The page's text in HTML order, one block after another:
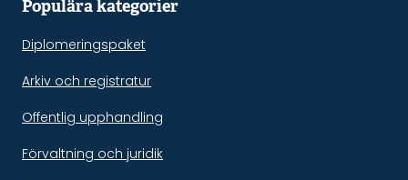
Populära kategorier
Diplomeringspaket
Arkiv och registratur
Offentlig upphandling
Förvaltning och juridik